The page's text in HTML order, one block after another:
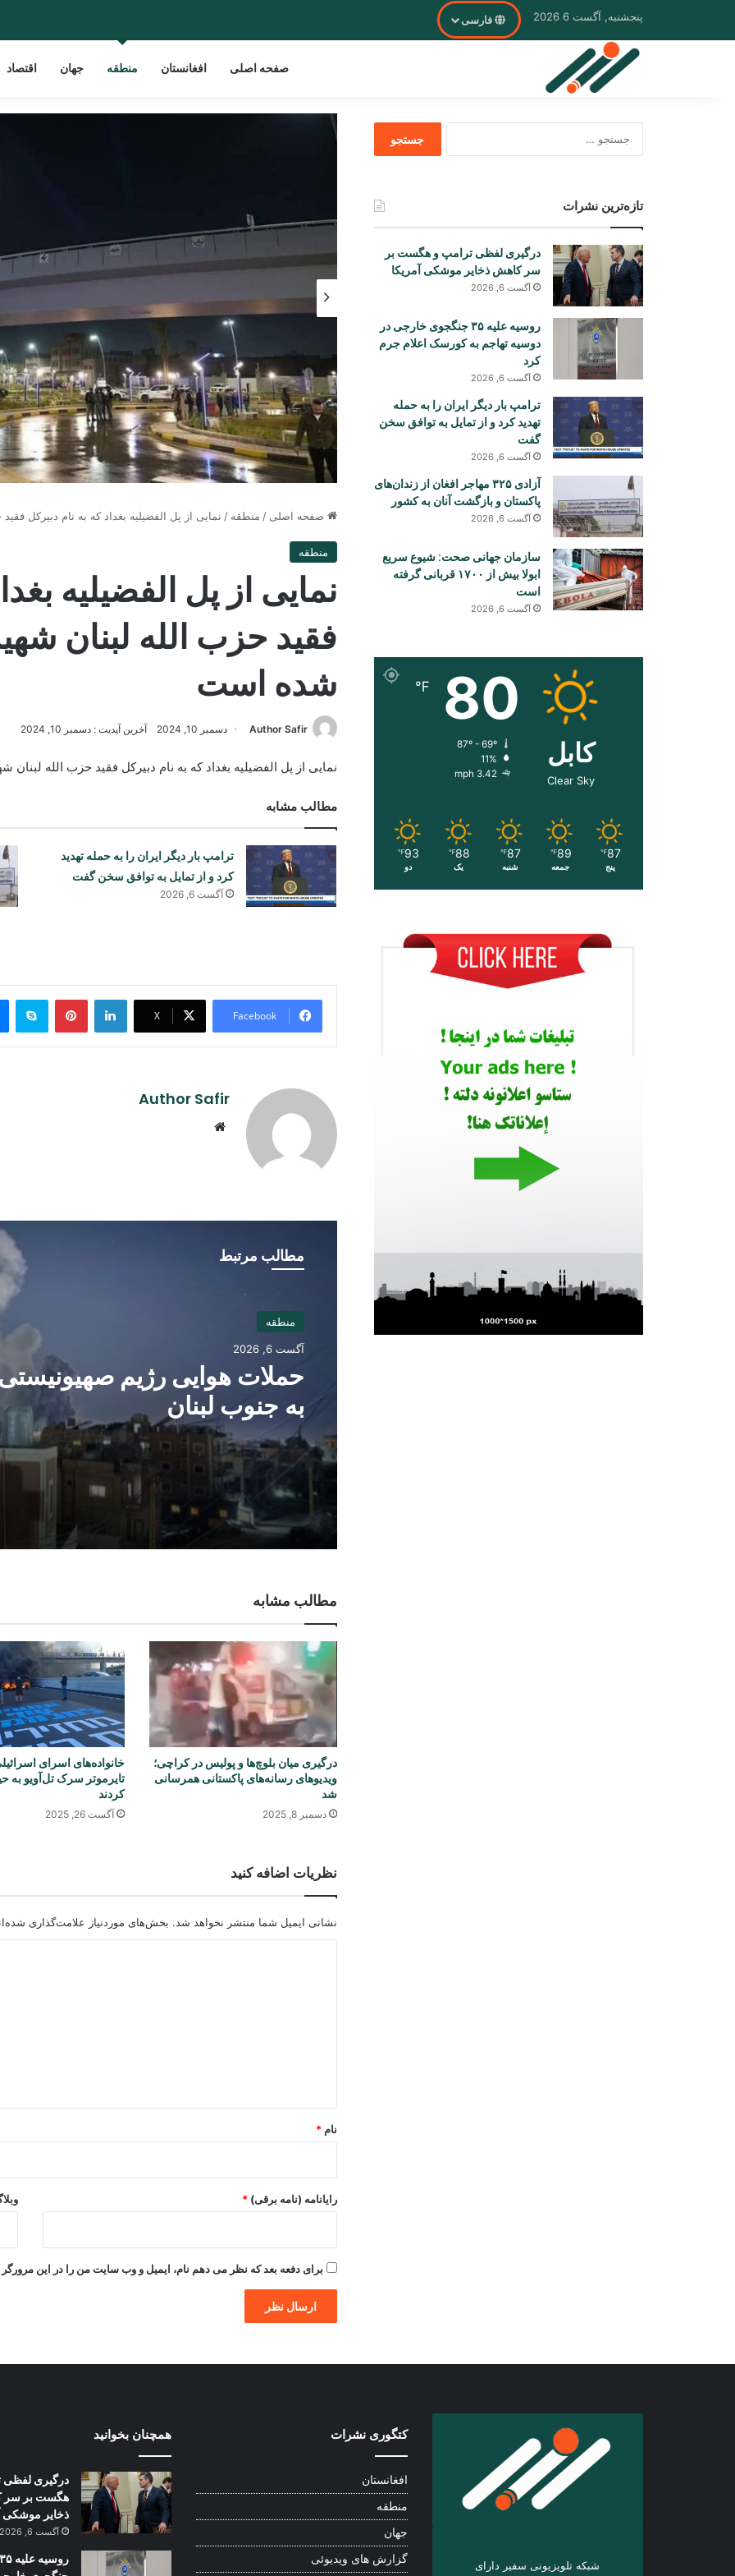
پنجشنبه, آگست 6 2026 فارسی
صفحه اصلی افغانستان منطقه جهان اقتصاد
صفحه اصلی / منطقه / نمایی از پل الفضيليه بغداد که به نام دبیرکل
منطقه
نمایی از پل الفضيليه
فقید حزب الله لبنان
شده است
Author Safir دسمبر 10, 2024 آخرین آپدیت : دسمبر 10, 2024
نمایی از پل الفضيليه بغداد که به نام دبیرکل فقید حزب الله
مطالب مشابه
ترامپ بار دیگر ایران را به حمله تهدید
کرد و از تمایل به توافق سخن گفت
آگست 6, 2026
Facebook
X
LinkedIn
Pinterest
Author Safir
مطالب مرتبط
منطقه
آگست 6, 2026
حملات هوایی رژیم
به جنوب لبنان
مطالب مشابه
درگیری میان بلوچ‌ها و پولیس در کراچی؛
ویدیوهای رسانه‌های پاکستانی همرسانی
شد
دسمبر 8, 2025
خانواده‌های اسرای
تایرموتر سرک تل‌آویو به
کردند
آگست 26, 2025
نظریات اضافه کنید
نشانی ایمیل شما منتشر نخواهد شد. بخش‌های موردنیاز علامت‌گذاری
نام *
رایانامه (نامه برقی) *
برای دفعه بعد که نظر می دهم نام، ایمیل و وب سایت من را در این مرورگر
تازه‌ترین نشرات
درگیری لفظی ترامپ و هگست بر
سر کاهش ذخایر موشکی آمریکا
آگست 6, 2026
روسیه علیه ۳۵ جنگجوی خارجی در
دوسیه تهاجم به کورسک اعلام جرم
کرد
آگست 6, 2026
ترامپ بار دیگر ایران را به حمله
تهدید کرد و از تمایل به توافق سخن
گفت
آگست 6, 2026
آزادی ۳۲۵ مهاجر افغان از زندان‌های
پاکستان و بازگشت آنان به کشور
آگست 6, 2026
سازمان جهانی صحت: شیوع سریع
ابولا بیش از ۱۷۰۰ قربانی گرفته
است
آگست 6, 2026
کابل
Clear Sky
80
℉
11%
3.42 mph
87
℉
پنج
89
℉
جمعه
87
℉
شنبه
88
℉
یک
93
℉
دو
شبکه تلویزیونی سفیر دارای
کتگوری نشرات
افغانستان
منطقه
جهان
گزارش های ویدیوئی
همچنان بخوانید
درگیری لفظی
هگست بر سر
ذخایر موشکی
آگست 6, 2026
روسیه علیه ۳۵